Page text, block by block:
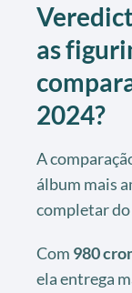
as
2024?
A
álbum mais
completar do
Com 980
ela entrega